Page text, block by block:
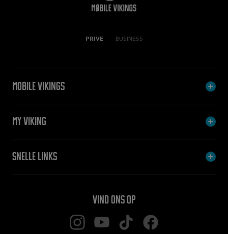
PRIVE BUSINESS
Mobile Vikings
My Viking
Snelle links
Vind ons op